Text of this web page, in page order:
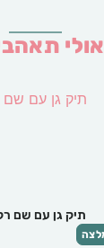
אולי
תיק